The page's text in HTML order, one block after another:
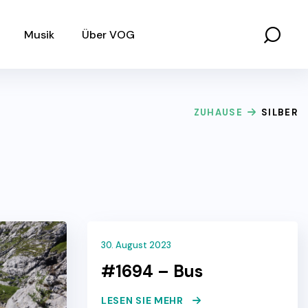
Musik Über VOG
ZUHAUSE SILBER
30. August 2023
#1694 – Bus
LESEN SIE MEHR